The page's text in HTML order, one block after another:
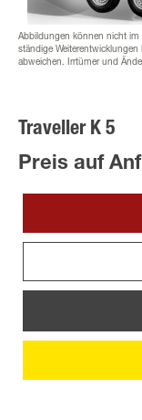
Abbildungen können nicht im
ständige
abweichen. Irrtümer und
Traveller K 5
Preis auf